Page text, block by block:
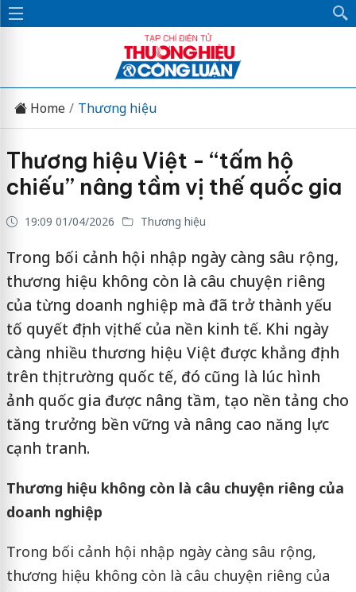
Home Thương hiệu
Thương hiệu Việt - “tấm hộ
chiếu” nâng tầm vị thế quốc gia
19:09 01/04/2026 Thương hiệu
Trong bối cảnh hội nhập ngày càng sâu rộng,
thương hiệu không còn là câu chuyện riêng
của từng doanh nghiệp mà đã trở thành yếu
tố quyết định vị thế của nền kinh tế. Khi ngày
càng nhiều thương hiệu Việt được khẳng định
trên thị trường quốc tế, đó cũng là lúc hình
ảnh quốc gia được nâng tầm, tạo nền tảng cho
tăng trưởng bền vững và nâng cao năng lực
cạnh tranh.
Thương hiệu không còn là câu chuyện riêng của
doanh nghiệp
Trong bối cảnh hội nhập ngày càng sâu rộng,
thương hiệu không còn là câu chuyện riêng của